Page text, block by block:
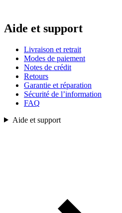
Aide et support
Livraison et retrait
Modes de paiement
Notes de crédit
Retours
Garantie et réparation
Sécurité de l’information
FAQ
Aide et support